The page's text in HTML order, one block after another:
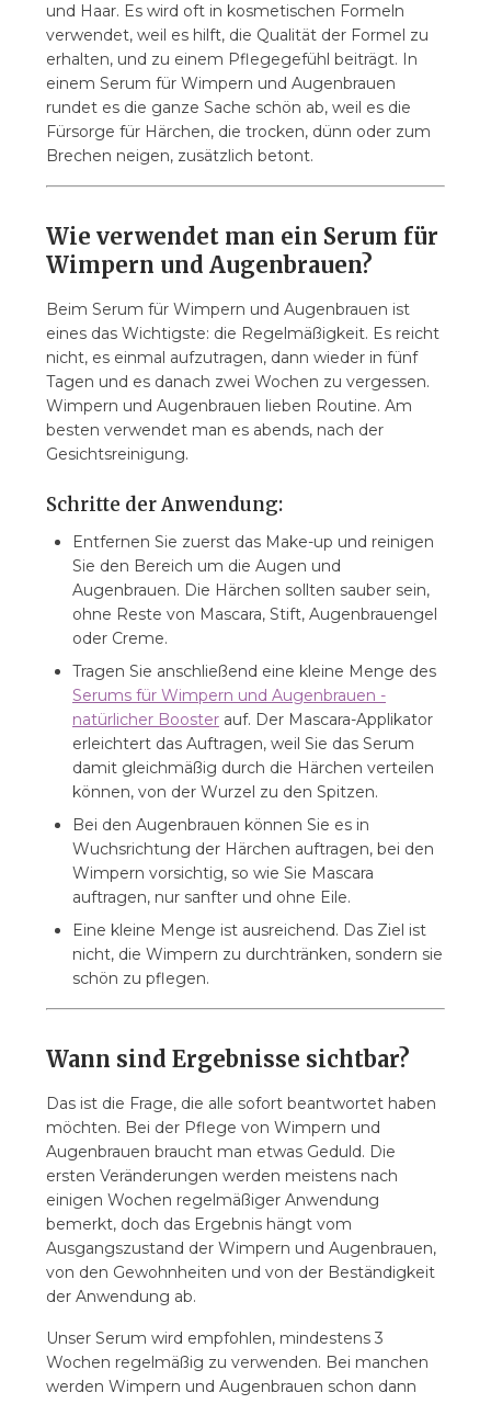
und Haar. Es wird oft in kosmetischen Formeln
verwendet, weil es hilft, die Qualität der Formel zu
erhalten, und zu einem Pflegegefühl beiträgt. In
einem Serum für Wimpern und Augenbrauen
rundet es die ganze Sache schön ab, weil es die
Fürsorge für Härchen, die trocken, dünn oder zum
Brechen neigen, zusätzlich betont.
Wie verwendet man ein Serum für
Wimpern und Augenbrauen?
Beim Serum für Wimpern und Augenbrauen ist
eines das Wichtigste: die Regelmäßigkeit. Es reicht
nicht, es einmal aufzutragen, dann wieder in fünf
Tagen und es danach zwei Wochen zu vergessen.
Wimpern und Augenbrauen lieben Routine. Am
besten verwendet man es abends, nach der
Gesichtsreinigung.
Schritte der Anwendung:
Entfernen Sie zuerst das Make-up und reinigen
Sie den Bereich um die Augen und
Augenbrauen. Die Härchen sollten sauber sein,
ohne Reste von Mascara, Stift, Augenbrauengel
oder Creme.
Tragen Sie anschließend eine kleine Menge des
Serums für Wimpern und Augenbrauen -
natürlicher Booster auf. Der Mascara-Applikator
erleichtert das Auftragen, weil Sie das Serum
damit gleichmäßig durch die Härchen verteilen
können, von der Wurzel zu den Spitzen.
Bei den Augenbrauen können Sie es in
Wuchsrichtung der Härchen auftragen, bei den
Wimpern vorsichtig, so wie Sie Mascara
auftragen, nur sanfter und ohne Eile.
Eine kleine Menge ist ausreichend. Das Ziel ist
nicht, die Wimpern zu durchtränken, sondern sie
schön zu pflegen.
Wann sind Ergebnisse sichtbar?
Das ist die Frage, die alle sofort beantwortet haben
möchten. Bei der Pflege von Wimpern und
Augenbrauen braucht man etwas Geduld. Die
ersten Veränderungen werden meistens nach
einigen Wochen regelmäßiger Anwendung
bemerkt, doch das Ergebnis hängt vom
Ausgangszustand der Wimpern und Augenbrauen,
von den Gewohnheiten und von der Beständigkeit
der Anwendung ab.
Unser Serum wird empfohlen, mindestens 3
Wochen regelmäßig zu verwenden. Bei manchen
werden Wimpern und Augenbrauen schon dann